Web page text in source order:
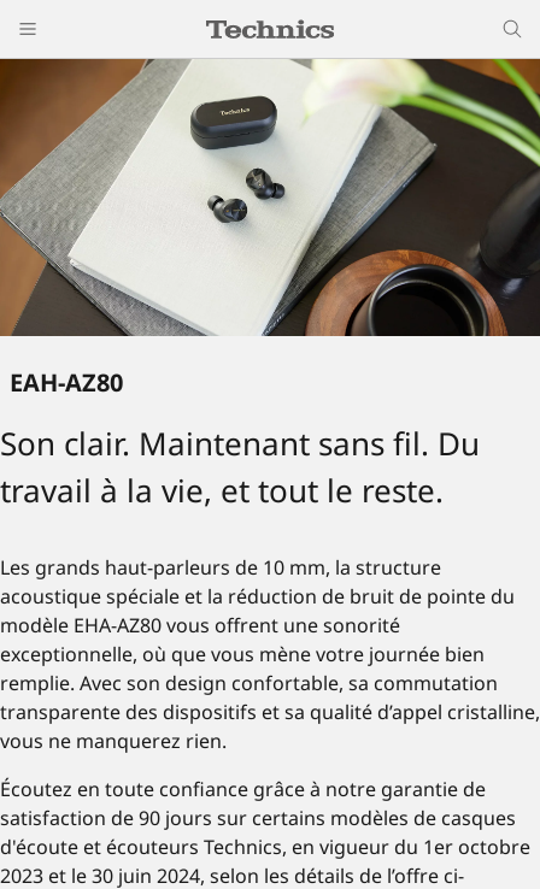
EAH-AZ80
Son clair. Maintenant sans fil. Du
travail à la vie, et tout le reste.
Les grands haut-parleurs de 10 mm, la structure
acoustique spéciale et la réduction de bruit de pointe du
modèle EHA-AZ80 vous offrent une sonorité
exceptionnelle, où que vous mène votre journée bien
remplie. Avec son design confortable, sa commutation
transparente des dispositifs et sa qualité d’appel cristalline,
vous ne manquerez rien.
Écoutez en toute confiance grâce à notre garantie de
satisfaction de 90 jours sur certains modèles de casques
d'écoute et écouteurs Technics, en vigueur du 1er octobre
2023 et le 30 juin 2024, selon les détails de l’offre ci-